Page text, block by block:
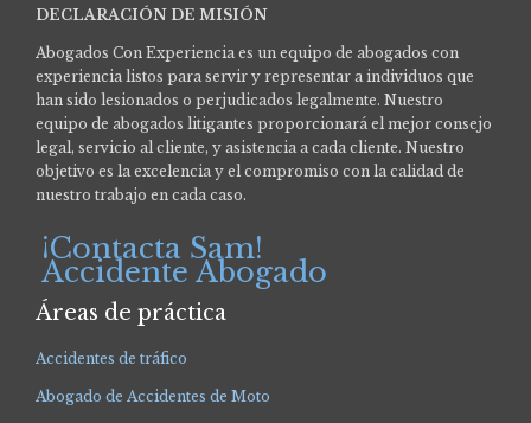
DECLARACIÓN DE MISIÓN
Abogados Con Experiencia es un equipo de abogados con
experiencia listos para servir y representar a individuos que
han sido lesionados o perjudicados legalmente. Nuestro
equipo de abogados litigantes proporcionará el mejor consejo
legal, servicio al cliente, y asistencia a cada cliente. Nuestro
objetivo es la excelencia y el compromiso con la calidad de
nuestro trabajo en cada caso.
¡Contacta Sam!
Accidente Abogado
Áreas de práctica
Accidentes de tráfico
Abogado de Accidentes de Moto